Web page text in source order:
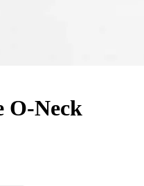
O-Neck